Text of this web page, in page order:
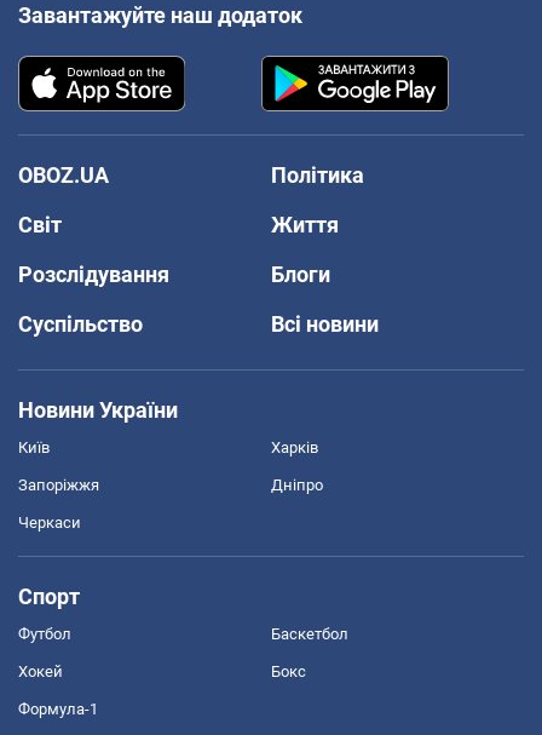
Завантажуйте наш додаток
OBOZ.UA
Політика
Світ
Життя
Розслідування
Блоги
Суспільство
Всі новини
Новини України
Київ Харків
Запоріжжя Дніпро
Черкаси
Спорт
Футбол Баскетбол
Хокей Бокс
Формула-1